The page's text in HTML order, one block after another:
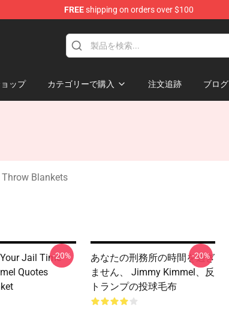
FREEshipping on orders over $100
ップ カテゴリーで購入 注文追跡 ブログ
Blankets
Jail Time
Quotes
-20%
あなたの刑務所の時間を過ぎ
ません、 Jimmy Kimmel、反
トランプの投球毛布
-20%